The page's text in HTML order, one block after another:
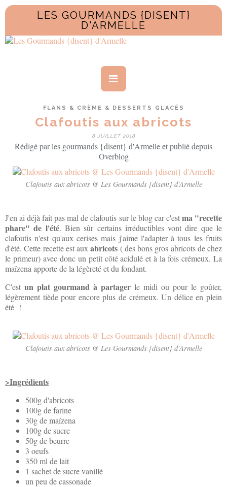
LES GOURMANDS {DISENT}
D'ARMELLE
FLANS & CRÈME & DESSERTS GLACÉS
Clafoutis aux abricots
8 JUILLET 2018
Rédigé par les gourmands {disent} d'Armelle et publié depuis
Overblog
Clafoutis aux abricots @ Les Gourmands {disent} d'Armelle
J'en ai déjà fait pas mal de clafoutis sur le blog car c'estma "recette
phare" de l'été. Bien sûr certains irréductibles vont dire que le
clafoutis n'est qu'aux cerises mais j'aime l'adapter à tous les fruits
d'été. Cette recette est aux abricots ( des bons gros abricots de chez
le primeur) avec donc un petit côté acidulé et à la fois crémeux. La
maïzena apporte de la légèreté et du fondant.
C'est un plat gourmand à partager le midi ou pour le goûter,
légèrement tiède pour encore plus de crémeux. Un délice en plein
été !
Clafoutis aux abricots @ Les Gourmands {disent} d'Armelle
>Ingrédients
500g d'abricots
100g de farine
30g de maïzena
100g de sucre
50g de beurre
3 oeufs
350 ml de lait
1 sachet de sucre vanillé
un peu de cassonade